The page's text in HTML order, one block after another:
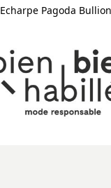
Echarpe Pagoda